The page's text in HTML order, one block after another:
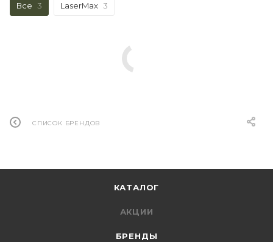
Все 3 LaserMax 3
СПИСОК БРЕНДОВ
КАТАЛОГ
АКЦИИ
БРЕНДЫ